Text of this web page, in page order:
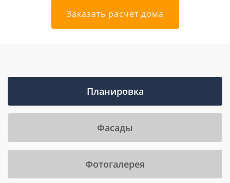
Заказать расчет дома
Планировка
Фасады
Фотогалерея